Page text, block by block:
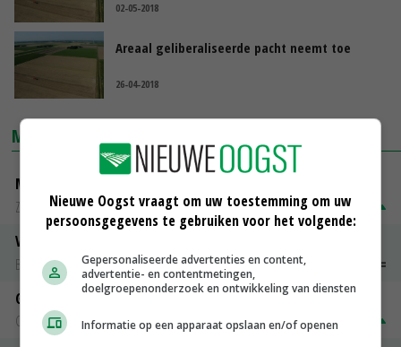
02-05-2018
Areaal geliberaliseerde pacht neemt toe
26-04-2018
MARKTPRIJZEN
Magere melkpoeder
Zuivel NL
€ 269,00 € 7,00
Vleeskuikens 2001-2600 gr
Barneveld
€ 1,09
Gerst
Groningen
€ 197,00 € 2,00
Nieuwe Oogst vraagt om uw toestemming om uw
persoonsgegevens te gebruiken voor het volgende:
Gepersonaliseerde advertenties en content,
advertentie- en contentmetingen,
doelgroepenonderzoek en ontwikkeling van diensten
Informatie op een apparaat opslaan en/of openen